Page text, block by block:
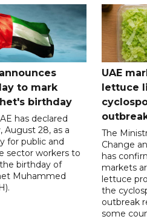
to mark
birthday
has declared
August 28, as a
for public and
sector workers to
birthday of
Muhammed
UAE
lettuce
The
Change
has
markets
lettuce
the
outbreak
some